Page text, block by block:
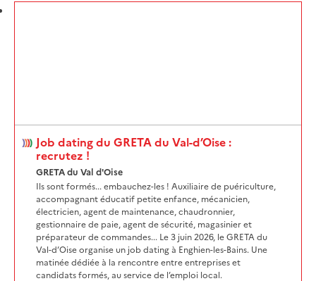
Job dating du GRETA du Val-d’Oise :
recrutez !
GRETA du Val d'Oise
Ils sont formés... embauchez-les ! Auxiliaire de puériculture,
accompagnant éducatif petite enfance, mécanicien,
électricien, agent de maintenance, chaudronnier,
gestionnaire de paie, agent de sécurité, magasinier et
préparateur de commandes... Le 3 juin 2026, le GRETA du
Val-d’Oise organise un job dating à Enghien-les-Bains. Une
matinée dédiée à la rencontre entre entreprises et
candidats formés, au service de l’emploi local.